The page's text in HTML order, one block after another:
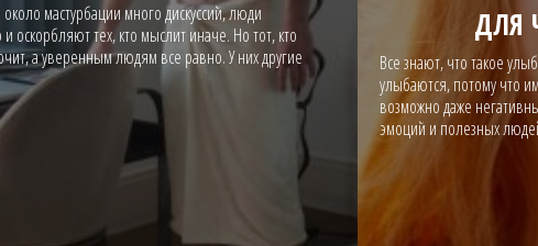
мастурбации много дискуссий, люди
оскорбляют тех, кто мыслит иначе. Но тот, кто
а уверенным людям все равно. У них другие
ДЛЯ
Все знают, что такое
улыбаются, потому что
возможно даже
эмоций и полезных